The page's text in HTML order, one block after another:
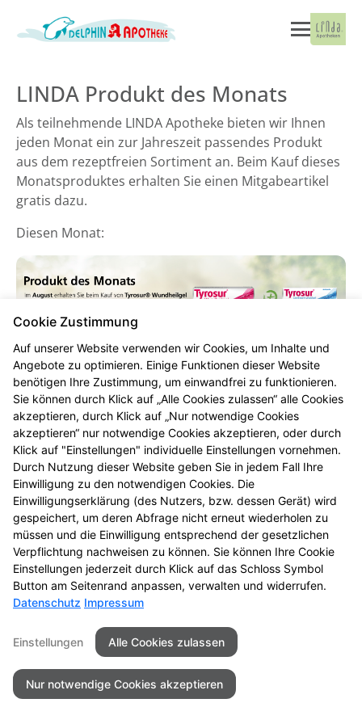
LINDA Produkt des Monats
Als teilnehmende LINDA Apotheke bieten wir Ihnen
jeden Monat ein zur Jahreszeit passendes Produkt
aus dem rezeptfreien Sortiment an. Beim Kauf dieses
Monatsproduktes erhalten Sie einen Mitgabeartikel
gratis dazu.
Diesen Monat:
Mehr Produktinformationen
Kontakt Impressum
Datenschutz
Barrierefreiheit
© 2026 Delphin Apotheke
Cookie Zustimmung
Auf unserer Website verwenden wir Cookies, um Inhalte und
Angebote zu optimieren. Einige Funktionen dieser Website
benötigen Ihre Zustimmung, um einwandfrei zu funktionieren.
Sie können durch Klick auf „Alle Cookies zulassen“ alle Cookies
akzeptieren, durch Klick auf „Nur notwendige Cookies
akzeptieren“ nur notwendige Cookies akzeptieren, oder durch
Klick auf "Einstellungen" individuelle Einstellungen vornehmen.
Durch Nutzung dieser Website geben Sie in jedem Fall Ihre
Einwilligung zu den notwendigen Cookies. Die
Einwilligungserklärung (des Nutzers, bzw. dessen Gerät) wird
gespeichert, um deren Abfrage nicht erneut wiederholen zu
müssen und die Einwilligung entsprechend der gesetzlichen
Verpflichtung nachweisen zu können. Sie können Ihre Cookie
Einstellungen jederzeit durch Klick auf das Schloss Symbol
Button am Seitenrand anpassen, verwalten und widerrufen.
Datenschutz Impressum
Einstellungen Alle Cookies zulassen
Nur notwendige Cookies akzeptieren